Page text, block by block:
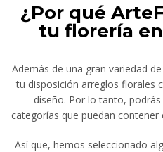
¿Por qué
tu florería
Además de una gran variedad
tu disposición arreglos florales
diseño. Por lo tanto,
categorías que puedan
Así que, hemos seleccionado